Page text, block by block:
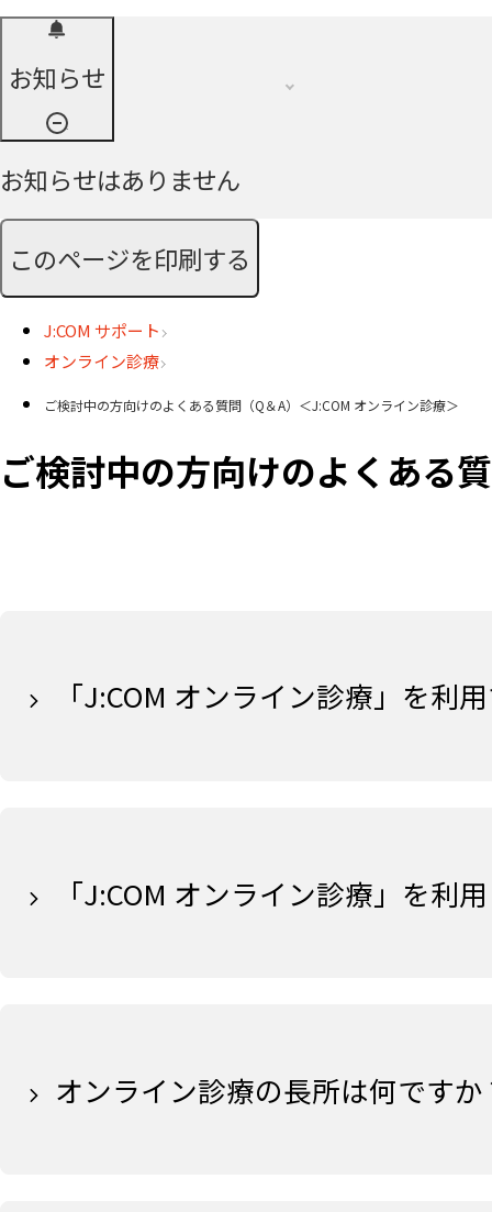
お知らせ
お知らせはありません
このページを印刷する
J:COM サポート
オンライン診療
ご検討中の方向けのよくある質問（Q＆A）＜J:COM オンライン診療＞
ご検討中の方向けのよくある
「J:COM オンライン診療」を利
「J:COM オンライン診療」を利
オンライン診療の長所は何ですか